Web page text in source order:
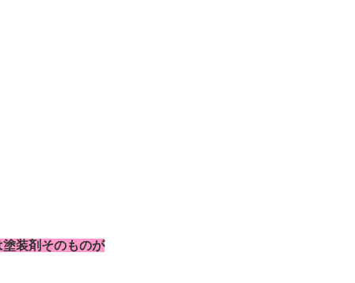
塗装剤そのものが